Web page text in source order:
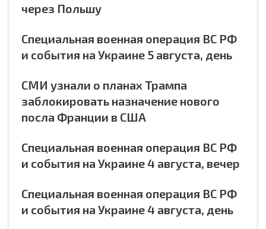
через Польшу
Специальная военная операция ВС РФ
и события на Украине 5 августа, день
СМИ узнали о планах Трампа
заблокировать назначение нового
посла Франции в США
Специальная военная операция ВС РФ
и события на Украине 4 августа, вечер
Специальная военная операция ВС РФ
и события на Украине 4 августа, день